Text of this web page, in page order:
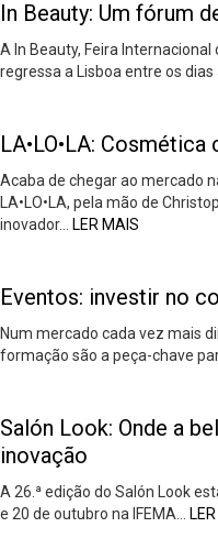
In Beauty: Um fórum
A In Beauty, Feira
regressa a Lisboa entre os dias
LA•LO•LA:
Acaba de chegar ao mercado
LA•LO•LA, pela mão de
inovador…
LER MAIS
Eventos: investir no
Num mercado cada vez mais
formação são a peça-chave
Salón Look: Onde a
inovação
A 26.ª edição do Salón Look
e 20 de outubro na IFEMA…